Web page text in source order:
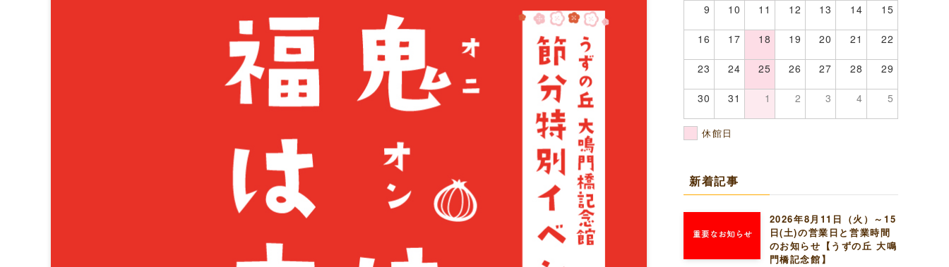
9 10 11 12 13 14 15
16 17 18 19 20 21 22
23 24 25 26 27 28 29
30 31 1 2 3 4 5
休館日
新着記事
2026年8月11日（火）～15
日(土)の営業日と営業時間
のお知らせ【うずの丘 大鳴
門橋記念館】